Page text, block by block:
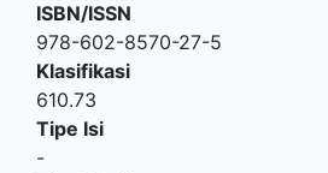
ISBN/ISSN
978-602-8570-27-5
Klasifikasi
610.73
Tipe Isi
-